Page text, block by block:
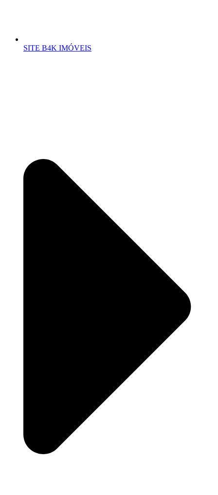
SITE B4K IMÓVEIS